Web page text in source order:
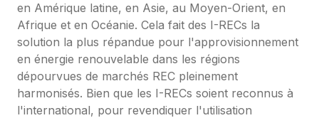
en Amérique latine, en Asie, au Moyen-Orient, en
Afrique et en Océanie. Cela fait des I-RECs la
solution la plus répandue pour l'approvisionnement
en énergie renouvelable dans les régions
dépourvues de marchés REC pleinement
harmonisés. Bien que les I-RECs soient reconnus à
l'international, pour revendiquer l'utilisation